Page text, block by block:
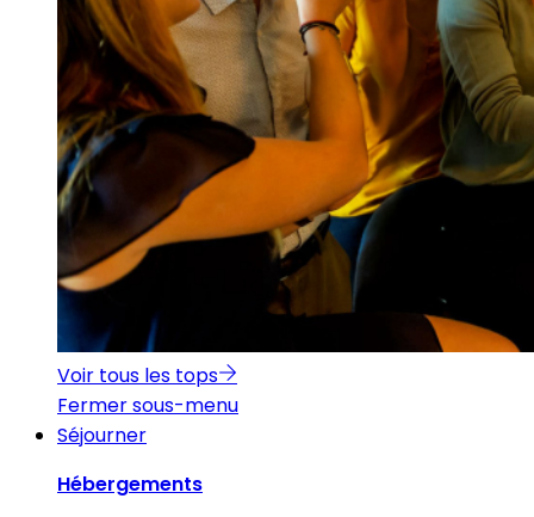
Voir tous les tops
Fermer sous-menu
Séjourner
Hébergements